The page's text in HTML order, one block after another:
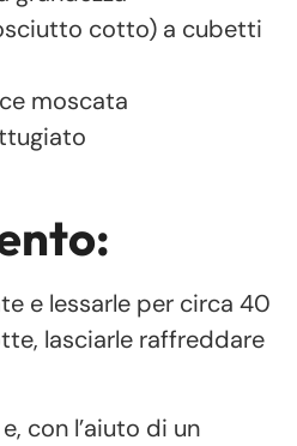
cotto) a cubetti
moscata
e lessarle per circa 40
lasciarle raffreddare
con l’aiuto di un